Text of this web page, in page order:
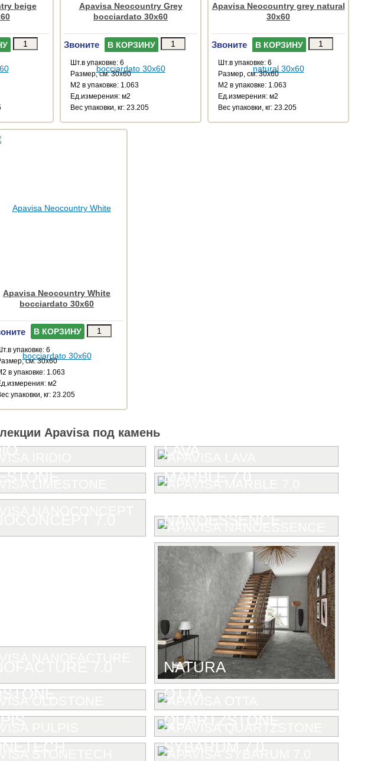
beige
Apavisa Neocountry Grey
bocciardato 30x60
Звоните В КОРЗИНУ
Шт.в упаковке: 6
Размер, см: 30x60
М2 в упаковке: 1.063
Ед.измерения: м2
Веc упаковки, кг: 23.205
Apavisa Neocountry grey natural
30x60
Звоните В КОРЗИНУ
Шт.в упаковке: 6
Размер, см: 30x60
М2 в упаковке: 1.063
Ед.измерения: м2
Веc упаковки, кг: 23.205
Apavisa Neocountry White
bocciardato 30x60
В КОРЗИНУ
упаковке: 6
см: 30x60
в упаковке: 1.063
м2
упаковки, кг: 23.205
Apavisa под камень
LAVA
MARBLE 7.0
NANOESSENCE
NATURA
OTTA
QUARTZSTONE
SYBARUM 7.0